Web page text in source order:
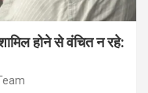
होने से वंचित न रहे: